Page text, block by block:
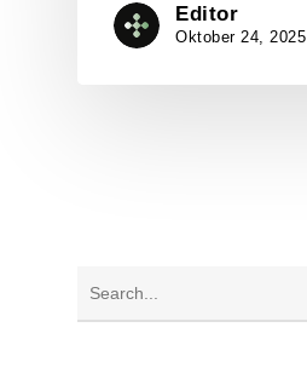
Editor
Oktober 24, 2025